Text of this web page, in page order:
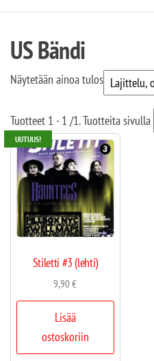
US Bändi
Näytetään ainoa tulos
Tuotteet 1 - 1 /1. Tuotteita sivulla
UUTUUS!
Stiletti #3 (lehti)
9,90€
Lisää
ostoskoriin